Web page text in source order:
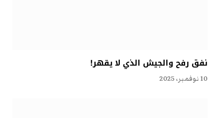
نفق رفح والجيش الذي لا يقهر!
10 نوفمبر، 2025